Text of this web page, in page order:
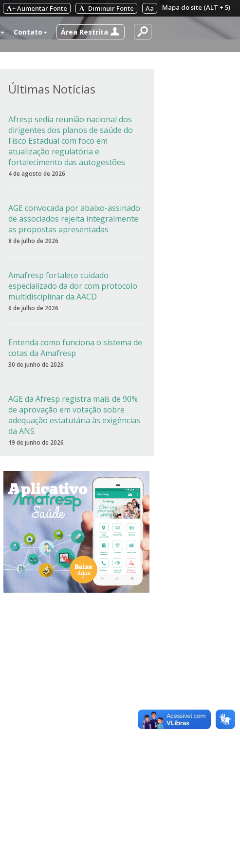
Mapa do site (ALT + 5)
Aa
- Diminuir Fonte
+ Aumentar Fonte
Contato Área Restrita
Últimas Notícias
Afresp sedia reunião nacional dos
dirigentes dos planos de saúde do
Fisco Estadual com foco em
atualização regulatória e
fortalecimento das autogestões
4 de agosto de 2026
AGE convocada por abaixo-assinado
de associados rejeita integralmente
as propostas apresentadas
8 de julho de 2026
Amafresp fortalece cuidado
especializado da dor com protocolo
multidisciplinar da AACD
6 de julho de 2026
Entenda como funciona o sistema de
cotas da Amafresp
30 de junho de 2026
AGE da Afresp registra mais de 90%
de aprovação em votação sobre
adequação estatutária às exigências
da ANS
19 de junho de 2026